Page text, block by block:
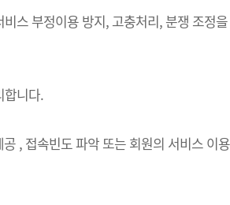
스 부정이용 방지, 고충처리, 분쟁 조정
합니다.
, 접속빈도 파악 또는 회원의 서비스 이